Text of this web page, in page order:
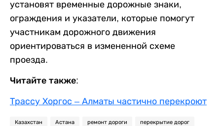
установят временные дорожные знаки,
ограждения и указатели, которые помогут
участникам дорожного движения
ориентироваться в измененной схеме
проезда.
Читайте также:
Трассу Хоргос – Алматы частично перекроют
Казахстан Астана ремонт дороги перекрытие дорог